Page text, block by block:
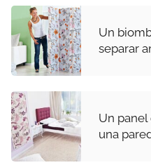
Un
separar
Un
una